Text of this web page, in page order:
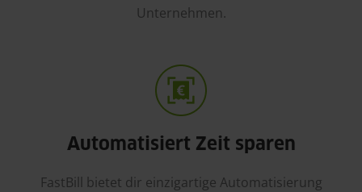
Unternehmen.
Automatisiert Zeit sparen
FastBill bietet dir einzigartige Automatisierung